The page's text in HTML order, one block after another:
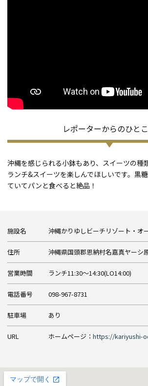
レポーターからのひと
沖縄を感じられる小鉢もあり、スイーツの種
ランチ&スイーツを楽しんでほしいです。黒
ていてパンと食べると絶品！
施設名 沖縄かりゆしビーチリゾート・オ
住所 沖縄県国頭郡恩納村名嘉真ヤーシ
営業時間 ランチ11:30～14:30(LO14:00)
電話番号 098-967-8731
駐車場 あり
URL ホームページ： https://kariyushi-